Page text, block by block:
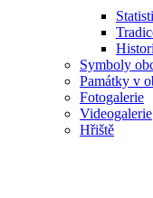
Symboly
Památky v
Fotogalerie
Videogalerie
Hřiště